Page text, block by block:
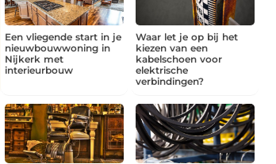
Een vliegende start in je
nieuwbouwwoning in
Nijkerk met
interieurbouw
Waar let je op bij het
kiezen van een
kabelschoen voor
elektrische
verbindingen?